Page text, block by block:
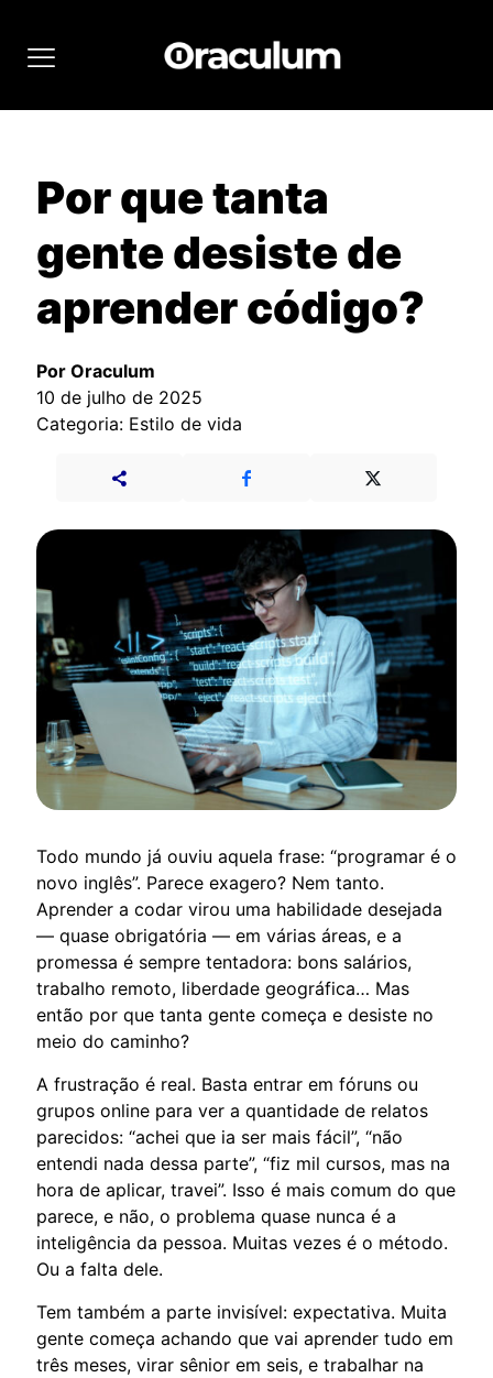
Por que tanta
gente desiste de
aprender código?
Por Oraculum
10 de julho de 2025
Categoria: Estilo de vida
Todo mundo já ouviu aquela frase: “programar é o
novo inglês”. Parece exagero? Nem tanto.
Aprender a codar virou uma habilidade desejada
— quase obrigatória — em várias áreas, e a
promessa é sempre tentadora: bons salários,
trabalho remoto, liberdade geográfica… Mas
então por que tanta gente começa e desiste no
meio do caminho?
A frustração é real. Basta entrar em fóruns ou
grupos online para ver a quantidade de relatos
parecidos: “achei que ia ser mais fácil”, “não
entendi nada dessa parte”, “fiz mil cursos, mas na
hora de aplicar, travei”. Isso é mais comum do que
parece, e não, o problema quase nunca é a
inteligência da pessoa. Muitas vezes é o método.
Ou a falta dele.
Tem também a parte invisível: expectativa. Muita
gente começa achando que vai aprender tudo em
três meses, virar sênior em seis, e trabalhar na